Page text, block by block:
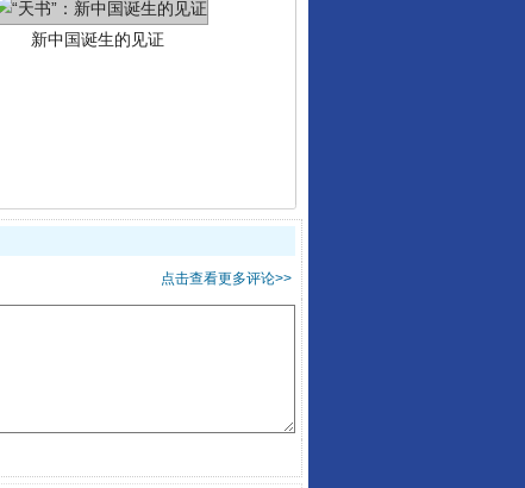
千亩耕地变“别墅”
点击查看更多评论>>